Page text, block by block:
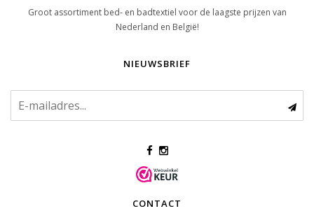
Groot assortiment bed- en badtextiel voor de laagste prijzen van
Nederland en België!
NIEUWSBRIEF
CONTACT